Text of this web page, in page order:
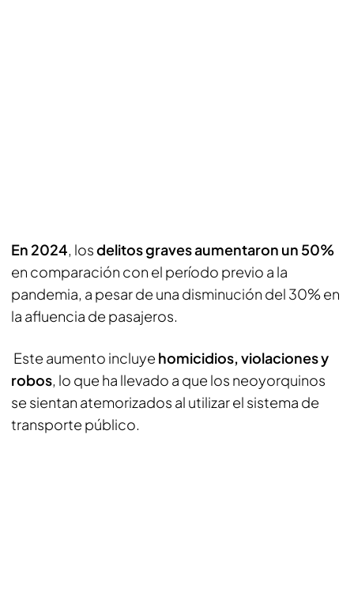
En 2024, losdelitos graves aumentaron un 50%
en comparación con el período previo a la
pandemia, a pesar de una disminución del 30% en
la afluencia de pasajeros.
Este aumento incluye homicidios, violaciones y
robos, lo que ha llevado a que los neoyorquinos
se sientan atemorizados al utilizar el sistema de
transporte público.